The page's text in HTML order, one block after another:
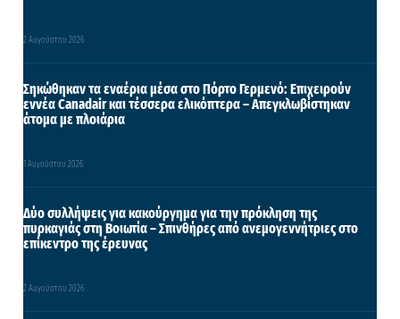
2 Αυγούστου 2026
Σηκώθηκαν τα εναέρια μέσα στο Πόρτο Γερμενό: Επιχειρούν
εννέα Canadair και τέσσερα ελικόπτερα – Απεγκλωβίστηκαν
άτομα με πλοιάρια
1 Αυγούστου 2026
Δύο συλλήψεις για κακούργημα για την πρόκληση της
πυρκαγιάς στη Βοιωτία – Σπινθήρες από ανεμογεννήτριες στο
επίκεντρο της έρευνας
2 Αυγούστου 2026